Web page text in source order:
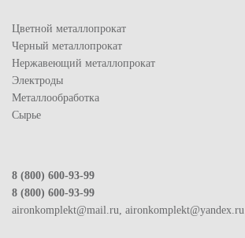
Цветной металлопрокат
Черный металлопрокат
Нержавеющий металлопрокат
Электроды
Металлообработка
Сырье
8 (800) 600-93-99
8 (800) 600-93-99
aironkomplekt@mail.ru, aironkomplekt@yandex.ru